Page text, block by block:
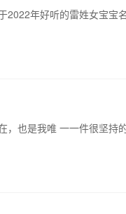
2022年好听的雷姓女宝宝
，也是我唯 一一件很坚持